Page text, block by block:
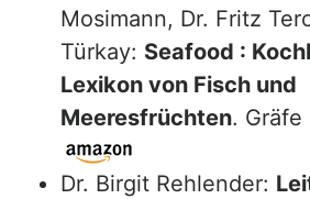
Mosimann, Dr. Fritz
Türkay: Seafood :
Lexikon von Fisch und
Meeresfrüchten. Gräfe
Dr. Birgit Rehlender: